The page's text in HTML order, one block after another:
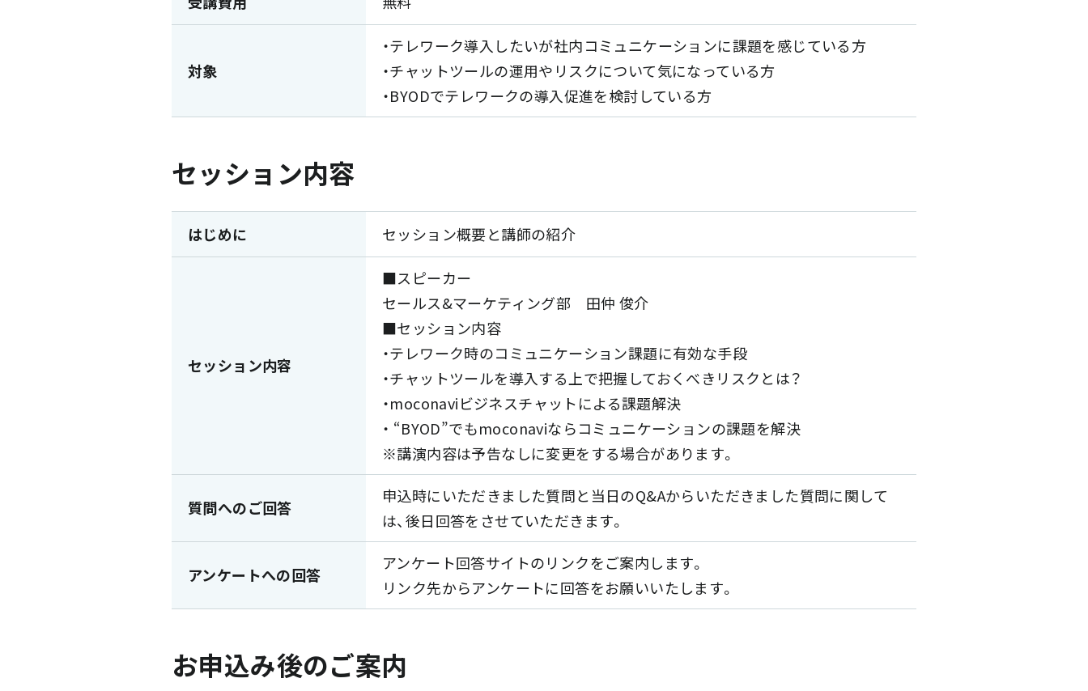
対象
・テレワーク導入したいが社内コミュニケーションに課題を感じている方
・チャットツールの運用やリスクについて気になっている方
・BYODでテレワークの導入促進を検討している方
セッション内容
はじめに セッション概要と講師の紹介
セッション内容
■スピーカー
セールス&マーケティング部 田仲 俊介
■セッション内容
・テレワーク時のコミュニケーション課題に有効な手段
・チャットツールを導入する上で把握しておくべきリスクとは？
・moconaviビジネスチャットによる課題解決
・ “BYOD”でもmoconaviならコミュニケーションの課題を解決
※講演内容は予告なしに変更をする場合があります。
質問へのご回答
申込時にいただきました質問と当日のQ&Aからいただきました質問に関して
は、後日回答をさせていただきます。
アンケートへの回答
アンケート回答サイトのリンクをご案内します。
リンク先からアンケートに回答をお願いいたします。
お申込み後のご案内